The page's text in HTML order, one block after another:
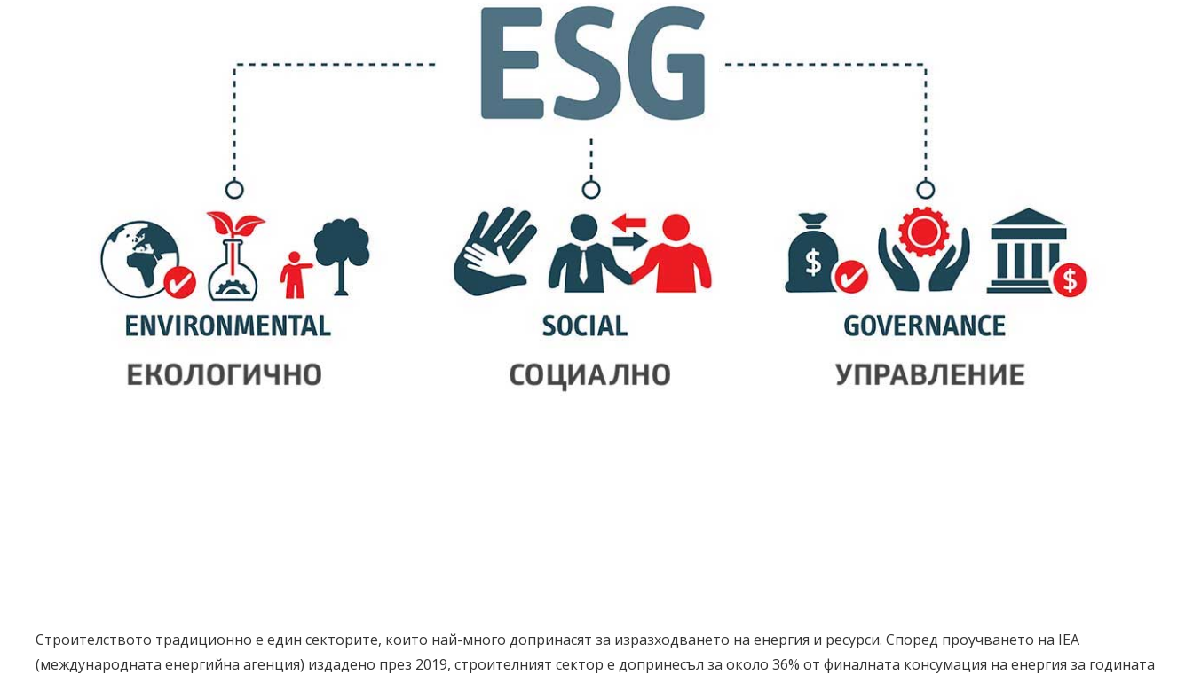
Строителството традиционно е един секторите, които най-много допринасят за изразходването на енергия и ресурси. Според проучването на IEA
(международната енергийна агенция) издадено през 2019, строителният сектор е допринесъл за около 36% от финалната консумация на енергия за годината